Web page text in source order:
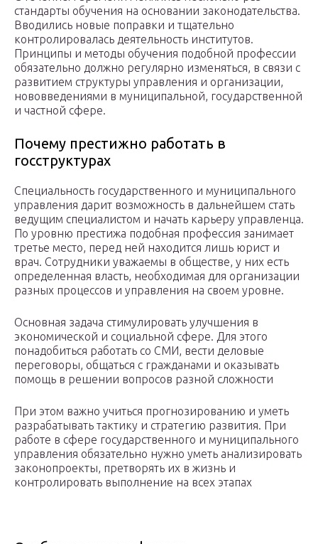
стандарты обучения на основании законодательства.
Вводились новые поправки и тщательно
контролировалась деятельность институтов.
Принципы и методы обучения подобной профессии
обязательно должно регулярно изменяться, в связи с
развитием структуры управления и организации,
нововведениями в муниципальной, государственной
и частной сфере.
Почему престижно работать в
госструктурах
Специальность государственного и муниципального
управления дарит возможность в дальнейшем стать
ведущим специалистом и начать карьеру управленца.
По уровню престижа подобная профессия занимает
третье место, перед ней находится лишь юрист и
врач. Сотрудники уважаемы в обществе, у них есть
определенная власть, необходимая для организации
разных процессов и управления на своем уровне.
Основная задача стимулировать улучшения в
экономической и социальной сфере. Для этого
понадобиться работать со СМИ, вести деловые
переговоры, общаться с гражданами и оказывать
помощь в решении вопросов разной сложности
При этом важно учиться прогнозированию и уметь
разрабатывать тактику и стратегию развития. При
работе в сфере государственного и муниципального
управления обязательно нужно уметь анализировать
законопроекты, претворять их в жизнь и
контролировать выполнение на всех этапах